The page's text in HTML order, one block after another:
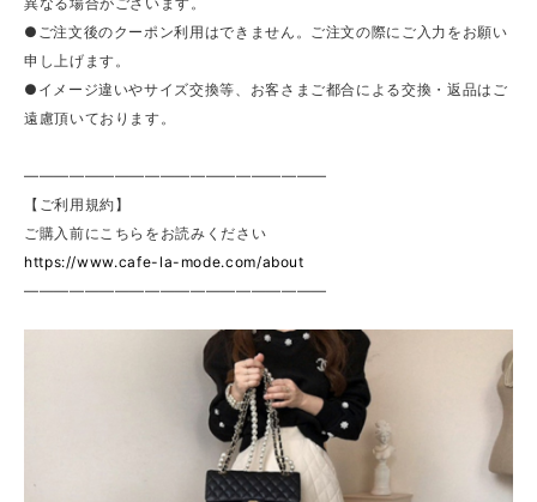
●ご注文後のクーポン利用はできません。ご注文の際にご入力をお願い
申し上げます。
●イメージ違いやサイズ交換等、お客さまご都合による交換・返品はご
遠慮頂いております。
————————————————————
【ご利用規約】
ご購入前にこちらをお読みください
https://www.cafe-la-mode.com/about
————————————————————